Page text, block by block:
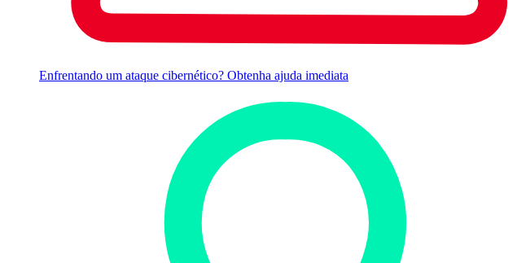
Enfrentando um ataque cibernético? Obtenha ajuda imediata